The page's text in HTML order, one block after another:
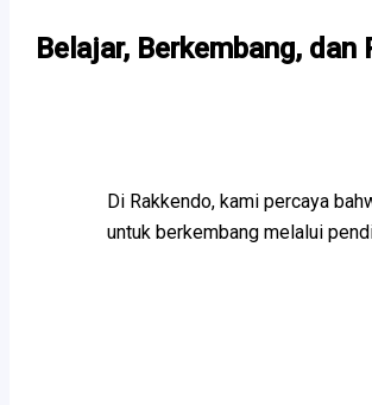
Belajar, Berkembang,
Di Rakkendo, kami percaya
untuk berkembang melalui